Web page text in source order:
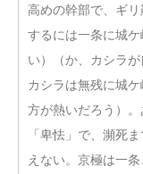
高めの幹部で、ギ
するには一条に城
い）（か、カシラ
カシラは無残に城
方が熱いだろう）
「卑怯」で、瀕死
えない。京極は一